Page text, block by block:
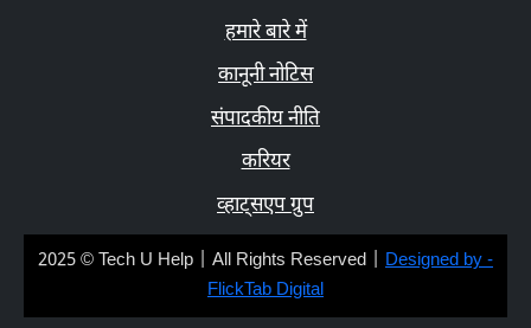
हमारे बारे में
कानूनी नोटिस
संपादकीय नीति
करियर
व्हाट्सएप ग्रुप
2025 © Tech U Help | All Rights Reserved | Designed by -
FlickTab Digital